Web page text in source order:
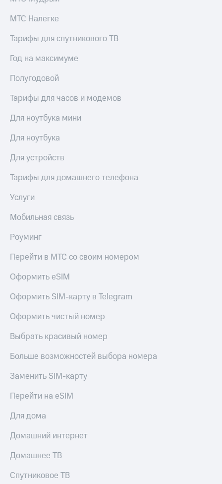
и не
только
и родителям
Здоровье
от МТС
Акции
Приложения
Музыка
Live
Гудок
Мой
приложения
Инвестиции
Получайте
онлайн
Покупка
полисов
онлайн
Скидка 30%
на связь
С картой
Live
Гудок
Мой
приложения
Инвестиции
Получайте
доход
онлайн
Страхование
Покупка
онлайн
С картой
Накопления
Откладывайте
и получайте
доход 15%
Акции
пополнения
Скидка
30%
на связь
Тарифы
РИИЛ
и МТС Супер
дешевле
при оплате
с карты
МТС Деньги
Обзоры
МТС Налегке
Тарифы для спутникового ТВ
Год на максимуме
Полугодовой
Тарифы для часов и модемов
Для ноутбука мини
Для ноутбука
Для устройств
Тарифы для домашнего телефона
Услуги
Мобильная связь
Роуминг
Перейти в МТС со своим номером
Оформить eSIM
Оформить SIM-карту в Telegram
Оформить чистый номер
Выбрать красивый номер
Больше возможностей выбора номера
Заменить SIM-карту
Перейти на eSIM
Для дома
Домашний интернет
Домашнее ТВ
Спутниковое ТВ